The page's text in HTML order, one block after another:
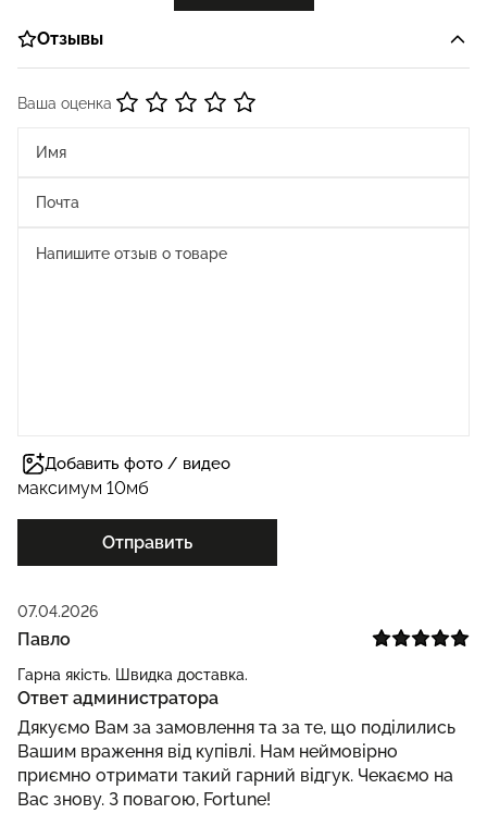
Отзывы
Ваша оценка
Добавить фото / видео
максимум 10мб
Отправить
07.04.2026
Павло
Гарна якість. Швидка доставка.
Ответ администратора
Дякуємо Вам за замовлення та за те, що поділились
Вашим враження від купівлі. Нам неймовірно
приємно отримати такий гарний відгук. Чекаємо на
Вас знову. З повагою, Fortune!